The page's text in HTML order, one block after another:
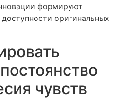
формируют
оригинальных
чувств